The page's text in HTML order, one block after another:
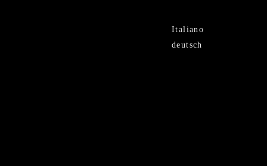
Italiano
deutsch